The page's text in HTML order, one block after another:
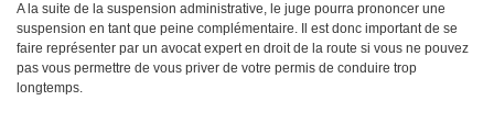
A la suite de la suspension administrative, le juge pourra prononcer une
suspension en tant que peine complémentaire. Il est donc important de se
faire représenter par un avocat expert en droit de la route si vous ne pouvez
pas vous permettre de vous priver de votre permis de conduire trop
longtemps.